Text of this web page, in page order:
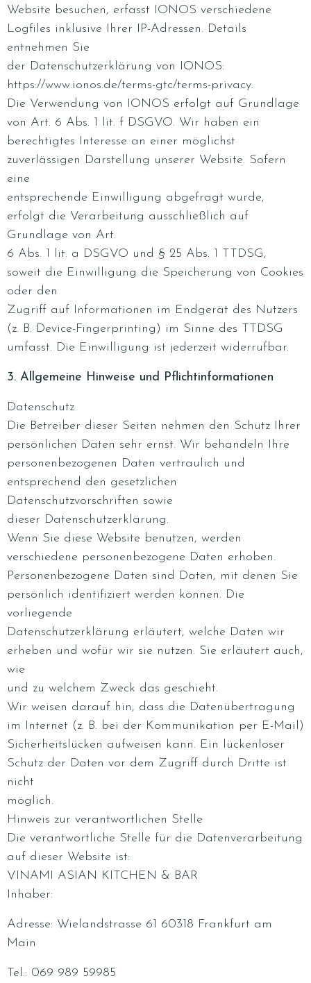
Website besuchen, erfasst IONOS verschiedene
Logfiles inklusive Ihrer IP-Adressen. Details
entnehmen Sie
der Datenschutzerklärung von IONOS:
https://www.ionos.de/terms-gtc/terms-privacy.
Die Verwendung von IONOS erfolgt auf Grundlage
von Art. 6 Abs. 1 lit. f DSGVO. Wir haben ein
berechtigtes Interesse an einer möglichst
zuverlässigen Darstellung unserer Website. Sofern
eine
entsprechende Einwilligung abgefragt wurde,
erfolgt die Verarbeitung ausschließlich auf
Grundlage von Art.
6 Abs. 1 lit. a DSGVO und § 25 Abs. 1 TTDSG,
soweit die Einwilligung die Speicherung von Cookies
oder den
Zugriff auf Informationen im Endgerät des Nutzers
(z. B. Device-Fingerprinting) im Sinne des TTDSG
umfasst. Die Einwilligung ist jederzeit widerrufbar.
3. Allgemeine Hinweise und Pflichtinformationen
Datenschutz
Die Betreiber dieser Seiten nehmen den Schutz Ihrer
persönlichen Daten sehr ernst. Wir behandeln Ihre
personenbezogenen Daten vertraulich und
entsprechend den gesetzlichen
Datenschutzvorschriften sowie
dieser Datenschutzerklärung.
Wenn Sie diese Website benutzen, werden
verschiedene personenbezogene Daten erhoben.
Personenbezogene Daten sind Daten, mit denen Sie
persönlich identifiziert werden können. Die
vorliegende
Datenschutzerklärung erläutert, welche Daten wir
erheben und wofür wir sie nutzen. Sie erläutert auch,
wie
und zu welchem Zweck das geschieht.
Wir weisen darauf hin, dass die Datenübertragung
im Internet (z. B. bei der Kommunikation per E-Mail)
Sicherheitslücken aufweisen kann. Ein lückenloser
Schutz der Daten vor dem Zugriff durch Dritte ist
nicht
möglich.
Hinweis zur verantwortlichen Stelle
Die verantwortliche Stelle für die Datenverarbeitung
auf dieser Website ist:
VINAMI ASIAN KITCHEN & BAR
Inhaber:
Adresse: Wielandstrasse 61 60318 Frankfurt am
Main
Tel.: 069 989 59985